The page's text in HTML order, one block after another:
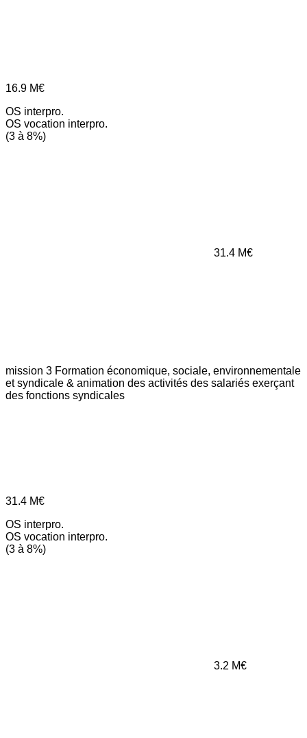
16.9 M€
OS interpro.
OS vocation interpro.
(3 à 8%)
31.4 M€
mission 3 Formation économique, sociale, environnementale
et syndicale & animation des activités des salariés exerçant
des fonctions syndicales
31.4 M€
OS interpro.
OS vocation interpro.
(3 à 8%)
3.2 M€